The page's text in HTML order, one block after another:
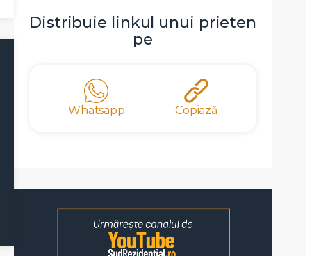
Distribuie linkul unui prieten
pe
Whatsapp Copiază